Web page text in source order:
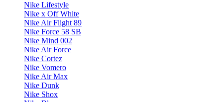
Nike Lifestyle
Nike x Off White
Nike Air Flight 89
Nike Force 58 SB
Nike Mind 002
Nike Air Force
Nike Cortez
Nike Vomero
Nike Air Max
Nike Dunk
Nike Shox